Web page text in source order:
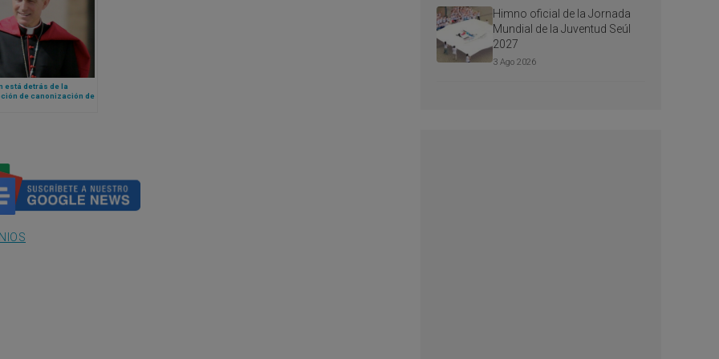
está detrás de la
de canonización de
Himno oficial de la Jornada
Mundial de la Juventud Seúl
2027
3 Ago 2026